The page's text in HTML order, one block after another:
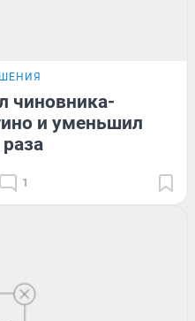
чиновника-
и уменьшил
1